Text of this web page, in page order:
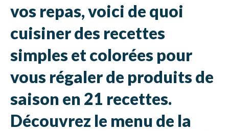
vos repas, voici de quoi
cuisiner des recettes
simples et colorées pour
vous régaler de produits de
saison en 21 recettes.
Découvrez le menu de la